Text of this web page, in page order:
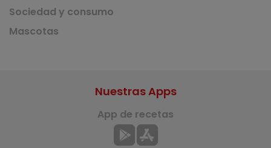
Sociedad y consumo
Mascotas
Nuestras Apps
App de recetas